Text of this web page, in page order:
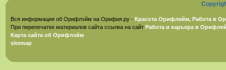
Вся информация об Орифлэйм на Орифия.ру - Красота Орифлейм, Работа в
При перепечатке материалов сайта ссылка на сайт Работа и карьера в
Карта сайта об Орифлэйм
sitemap